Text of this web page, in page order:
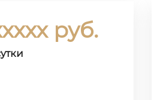
руб.